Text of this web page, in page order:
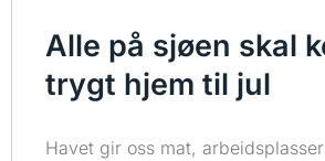
Alle på sjøen skal
trygt hjem til jul
Havet gir oss mat,